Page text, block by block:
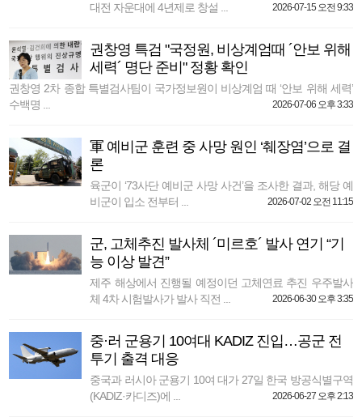
대전 자운대에 4년제로 창설 ...
2026-07-15 오전 9:33
권창영 특검 "국정원, 비상계엄때 ´안보 위해
세력´ 명단 준비" 정황 확인
권창영 2차 종합 특별검사팀이 국가정보원이 비상계엄 때 ‘안보 위해 세력’
수백명 ...
2026-07-06 오후 3:33
軍 예비군 훈련 중 사망 원인 ‘췌장염’으로 결
론
육군이 ‘73사단 예비군 사망 사건’을 조사한 결과, 해당 예
비군이 입소 전부터 ...
2026-07-02 오전 11:15
군, 고체추진 발사체 ´미르호´ 발사 연기 “기
능 이상 발견”
제주 해상에서 진행될 예정이던 고체연료 추진 우주발사
체 4차 시험발사가 발사 직전 ...
2026-06-30 오후 3:35
중·러 군용기 10여대 KADIZ 진입…공군 전
투기 출격 대응
중국과 러시아 군용기 10여 대가 27일 한국 방공식별구역
(KADIZ·카디즈)에 ...
2026-06-27 오후 2:13